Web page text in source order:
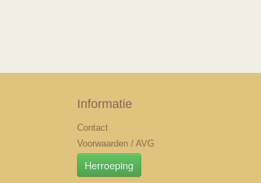
Informatie
Contact
Voorwaarden / AVG
Herroeping